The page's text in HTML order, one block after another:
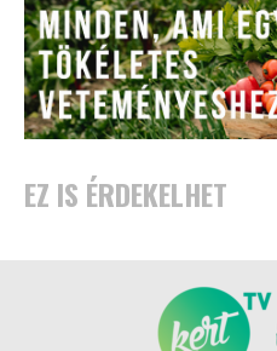
EZ IS ÉRDEKELHET